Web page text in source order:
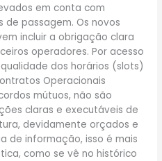
em conta com
de passagem. Os novos
incluir a obrigação clara
operadores. Por acesso
dos horários (slots)
Operacionais
mútuos, não são
claras e executáveis de
devidamente orçados e
de informação, isso é mais
como se vê no histórico